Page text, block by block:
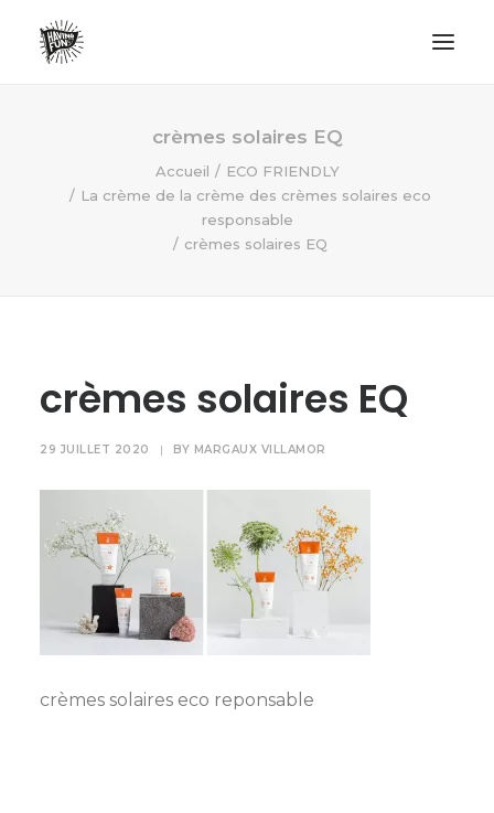
ECO FRIENDLY
RECHERCHE
crèmes solaires EQ
Accueil
ECO FRIENDLY
La crème de la crème des crèmes solaires eco
responsable
crèmes solaires EQ
crèmes solaires EQ
29 JUILLET 2020 | BY MARGAUX VILLAMOR
crèmes solaires eco reponsable